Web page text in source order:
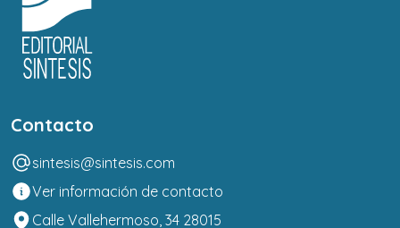
Contacto
sintesis@sintesis.com
Ver información de contacto
Calle Vallehermoso, 34 28015